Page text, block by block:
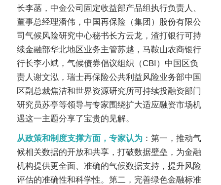
长李菡，中金公司固定收益部产品组执行负责人、
董事总经理潘伟，中国再保险（集团）股份有限公
司气候风险研究中心秘书长方云龙，渣打银行可持
续金融部华北地区业务主管苏越，马鞍山农商银行
行长李小斌，气候债券倡议组织（CBI）中国区负
责人谢文泓，瑞士再保险公共利益风险业务部中国
区副总裁焦洁和世界资源研究所可持续投融资部门
研究员苏亭等领导与专家围绕扩大适应融资市场机
遇这一主题分享了宝贵的见解。
从政策和制度支撑方面，专家认为 ：第一，推动气
候相关数据的开放和共享，打破数据壁垒，为金融
机构提供更全面、准确的气候数据支持，提升风险
评估的准确性和科学性。第二，完善绿色金融标准